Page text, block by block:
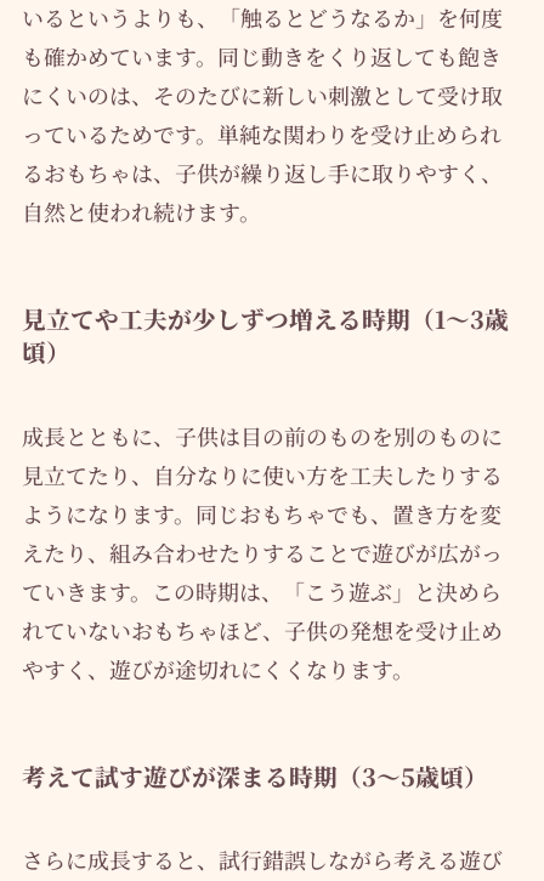
いるというよりも、「触るとどうなるか」を何度
も確かめています。同じ動きをくり返しても飽き
にくいのは、そのたびに新しい刺激として受け取
っているためです。単純な関わりを受け止められ
るおもちゃは、子供が繰り返し手に取りやすく、
自然と使われ続けます。
見立てや工夫が少しずつ増える時期（1〜3歳
頃）
成長とともに、子供は目の前のものを別のものに
見立てたり、自分なりに使い方を工夫したりする
ようになります。同じおもちゃでも、置き方を変
えたり、組み合わせたりすることで遊びが広がっ
ていきます。この時期は、「こう遊ぶ」と決めら
れていないおもちゃほど、子供の発想を受け止め
やすく、遊びが途切れにくくなります。
考えて試す遊びが深まる時期（3〜5歳頃）
さらに成長すると、試行錯誤しながら考える遊び